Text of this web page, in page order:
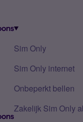
Sim Only
Sim Only internet
Onbeperkt bellen
Zakelijk Sim Only